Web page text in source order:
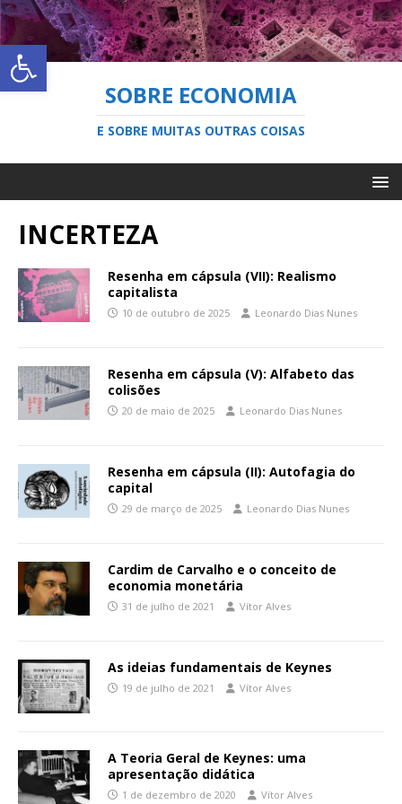
Abrir a barra de ferramentas
SOBRE ECONOMIA
E SOBRE MUITAS OUTRAS COISAS
INCERTEZA
Resenha em cápsula (VII): Realismo
capitalista
10 de outubro de 2025 Leonardo Dias Nunes
Resenha em cápsula (V): Alfabeto das
colisões
20 de maio de 2025 Leonardo Dias Nunes
Resenha em cápsula (II): Autofagia do
capital
29 de março de 2025 Leonardo Dias Nunes
Cardim de Carvalho e o conceito de
economia monetária
31 de julho de 2021 Vítor Alves
As ideias fundamentais de Keynes
19 de julho de 2021 Vítor Alves
A Teoria Geral de Keynes: uma
apresentação didática
1 de dezembro de 2020 Vítor Alves